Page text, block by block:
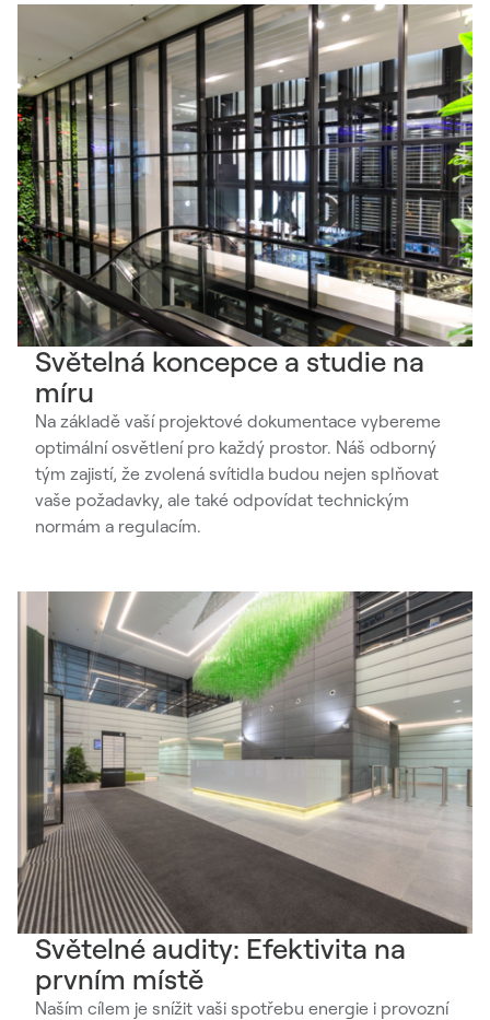
Světelná koncepce a studie na
míru
Na základě vaší projektové dokumentace vybereme
optimální osvětlení pro každý prostor. Náš odborný
tým zajistí, že zvolená svítidla budou nejen splňovat
vaše požadavky, ale také odpovídat technickým
normám a regulacím.
Světelné audity: Efektivita na
prvním místě
Naším cílem je snížit vaši spotřebu energie i provozní